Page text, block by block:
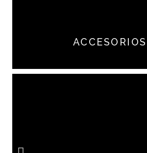
ACCESORIOS